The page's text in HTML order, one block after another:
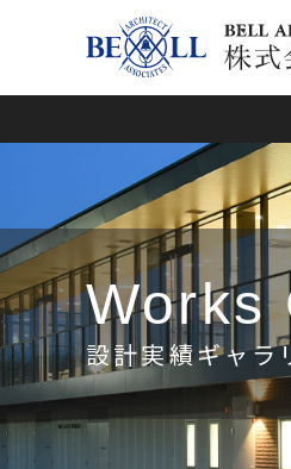
Works
設計実績ギャラ